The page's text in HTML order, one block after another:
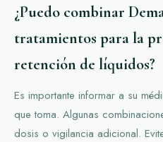
¿Puedo combinar
tratamientos para la
retención de líquidos?
Es importante informar a su
que toma. Algunas
dosis o vigilancia adicional.